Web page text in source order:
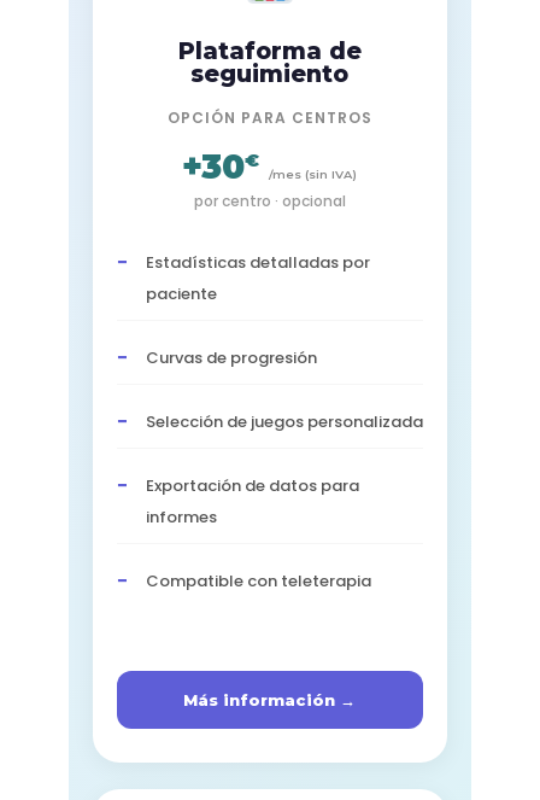
Plataforma de
seguimiento
OPCIÓN PARA CENTROS
+30€
/mes (sin IVA)
por centro · opcional
Estadísticas detalladas por
paciente
Curvas de progresión
Selección de juegos personalizada
Exportación de datos para
informes
Compatible con teleterapia
Más información →